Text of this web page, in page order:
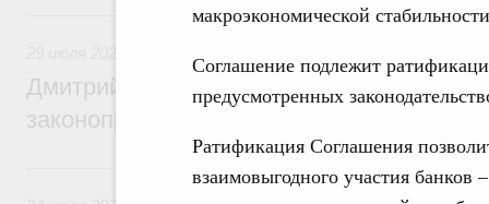
макроэкономической
Соглашение подлежит
предусмотренных
Ратификация Соглашения
взаимовыгодного участия банков
29 июля 2024, понедельник
Дмитрий Григоренко: Цифровизация
законопроектной деятельности
24 июля 2023, понедельник